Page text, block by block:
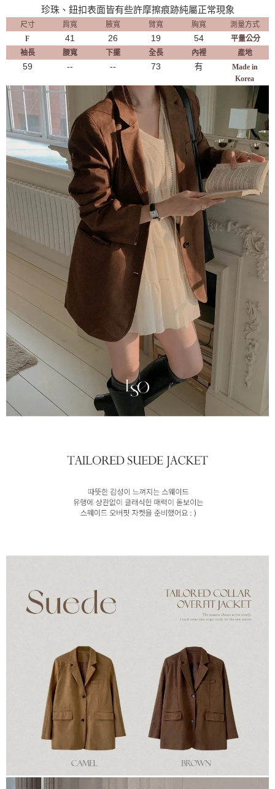
珍珠、鈕扣表面皆有些許摩擦痕跡純屬正常現象
尺寸 肩寬 腋寬 臂寬 胸寬
測量方式
F
41 26 19 54
平量公分
袖長
腰寬 下擺 全長 內裡 產地
59 -- -- 73 有
Made in
Korea